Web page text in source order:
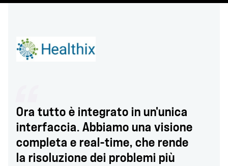
Ora tutto è integrato in un'unica
interfaccia. Abbiamo una visione
completa e real-time, che rende
la risoluzione dei problemi più